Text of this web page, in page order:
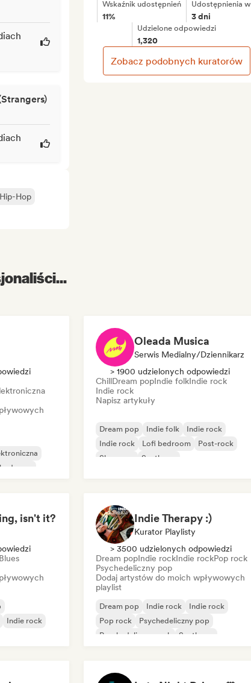
Hop
Wskaźnik udostępnień
11%
Udostępnienia w
3 dni
Udzielone odpowiedzi
1,320
Zobacz podobnych kuratorów
Oleada Musica
Serwis Medialny/Dziennikarz
> 1900 udzielonych odpowiedzi
ChillDream popIndie folkIndie rock
Indie rock
Napisz artykuły
Dream pop Indie folk
Indie rock
Indie rock
Lofi bedroom
Post-rock
Shoegaze
Synthpop
isn't it?
Blues
Indie rock
Indie Therapy :)
Kurator Playlisty
> 3500 udzielonych odpowiedzi
Dream popIndie rockIndie rockPop rock
Psychedeliczny pop
Dodaj artystów do moich wpływowych
playlist
Dream pop Indie rock
Indie rock
Pop rock
Psychedeliczny pop
Psychedeliczny rock
Synthpop